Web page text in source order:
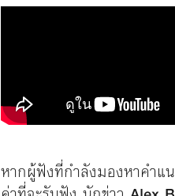
หากผู้ฟังที่กำลังมองหาคำแ